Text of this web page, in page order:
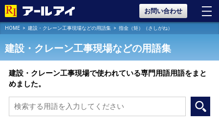
お問い合わせ
HOME 建設・クレーン工事現場などの用語集 指金（矩）（さしがね）
建設・クレーン工事現場などの用語集
建設・クレーン工事現場で使われている専門用語用語をまと
めました。